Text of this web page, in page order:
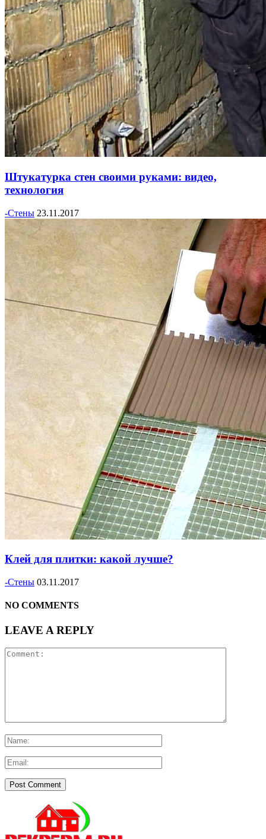
Штукатурка стен своими руками: видео,
технология
-Стены 23.11.2017
Клей для плитки: какой лучше?
-Стены 03.11.2017
NO COMMENTS
LEAVE A REPLY